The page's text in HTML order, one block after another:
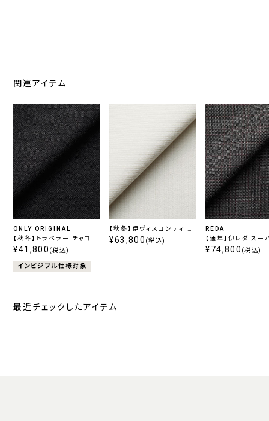
関連アイテム
ONLY ORIGINAL
【秋冬】トラベラー チャコー
ル無地
¥41,800 (税込)
インビジブル仕様対象
【秋冬】伊ヴィスコンティ コ
ーデュロイ
¥63,800 (税込)
REDA
【通年】伊レダ スー
130’s
¥74,800 (税込)
最近チェックしたアイテム